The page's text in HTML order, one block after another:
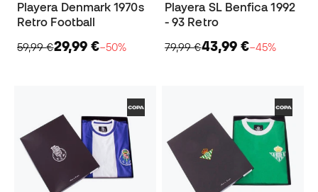
Playera Denmark 1970s
Retro Football
59,99 €29,99 €−50%
Playera SL Benfica 1992
- 93 Retro
79,99 €43,99 €−45%